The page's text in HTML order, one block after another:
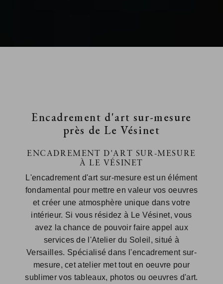
Encadrement d'art sur-mesure
près de Le Vésinet
ENCADREMENT D'ART SUR-MESURE
À LE VÉSINET
L'encadrement d'art sur-mesure est un élément
fondamental pour mettre en valeur vos oeuvres
et créer une atmosphère unique dans votre
intérieur. Si vous résidez à Le Vésinet, vous
avez la chance de pouvoir faire appel aux
services de l'Atelier du Soleil, situé à
Versailles. Spécialisé dans l'encadrement sur-
mesure, cet atelier met tout en oeuvre pour
sublimer vos tableaux, photos ou oeuvres d'art.